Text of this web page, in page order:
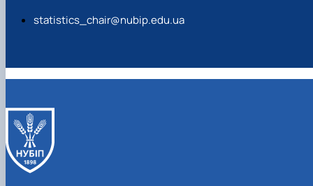
statistics_chair@nubip.edu.ua